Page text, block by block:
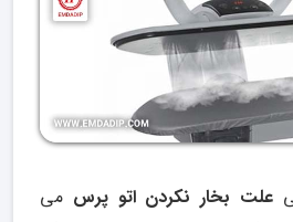
علت بخار نکردن اتو پرس می